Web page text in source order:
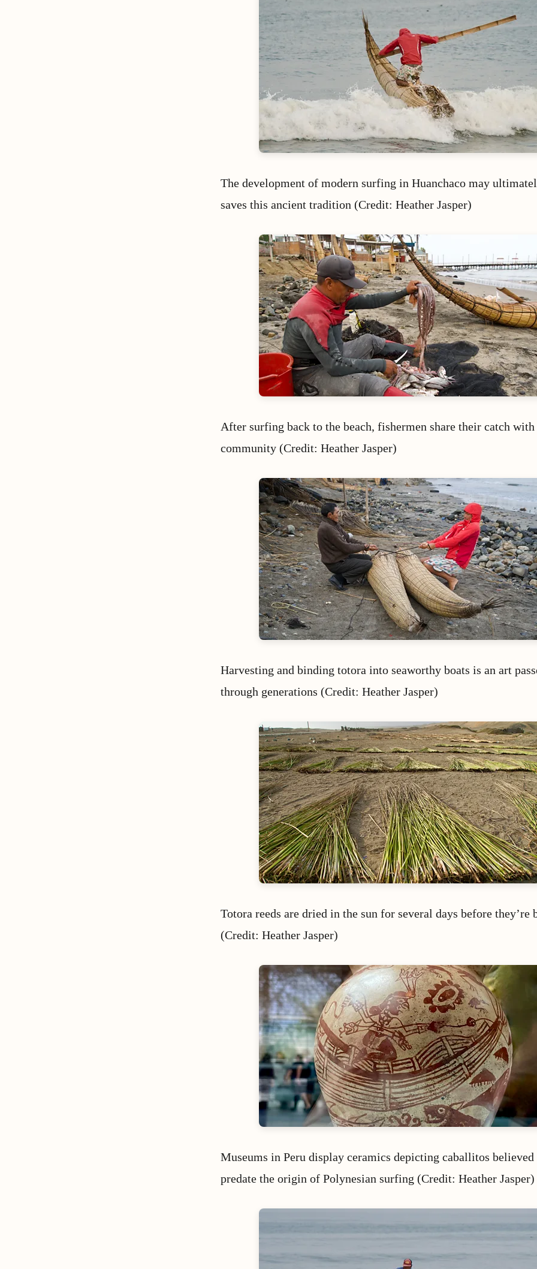
The development of modern surfing in Huanchaco may
saves this ancient tradition (Credit: Heather Jasper)
After surfing back to the beach, fishermen share their catch with
community (Credit: Heather Jasper)
Harvesting and binding totora into seaworthy boats is an art
through generations (Credit: Heather Jasper)
Totora reeds are dried in the sun for several days before they’re
(Credit: Heather Jasper)
Museums in Peru display ceramics depicting caballitos believed
predate the origin of Polynesian surfing (Credit: Heather Jasper)